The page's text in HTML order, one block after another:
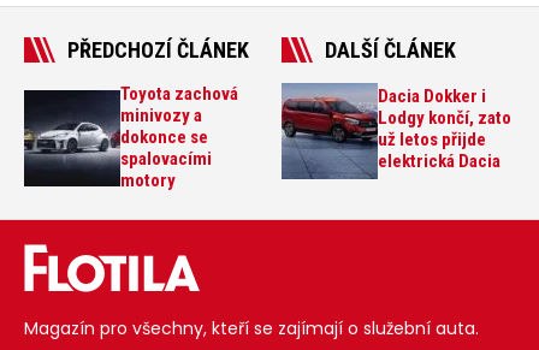
PŘEDCHOZÍ ČLÁNEK
Toyota zachová
minivozy a
dokonce se
spalovacími
motory
DALŠÍ ČLÁNEK
Dacia Dokker i
Lodgy končí, zato
už letos přijde
elektrická Dacia
Magazín pro všechny, kteří se zajímají o služební auta.